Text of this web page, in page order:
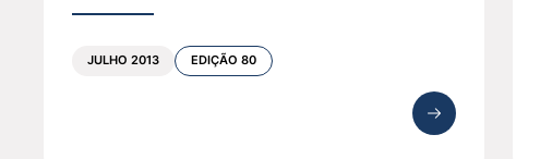
JULHO 2013 EDIÇÃO 80